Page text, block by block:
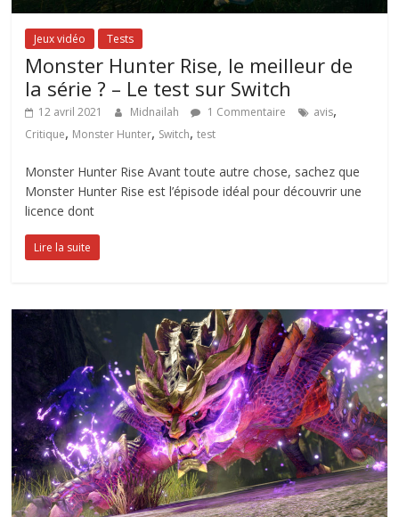
Jeux vidéo Tests
Monster Hunter Rise, le meilleur de
la série ? – Le test sur Switch
12 avril 2021 Midnailah 1 Commentaire avis,
Critique, Monster Hunter, Switch,test
Monster Hunter Rise Avant toute autre chose, sachez que
Monster Hunter Rise est l’épisode idéal pour découvrir une
licence dont
Lire la suite